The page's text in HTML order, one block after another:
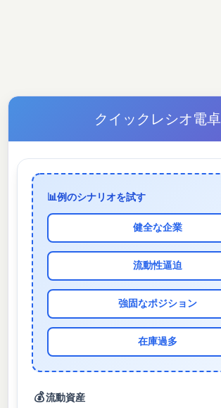
クイックレシオ電卓
📊例のシナリオを試す
健全な企業
流動性逼迫
強固なポジション
在庫過多
💰流動資産